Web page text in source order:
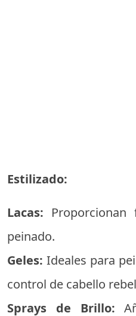
Estilizado:
Lacas:
peinado.
Geles: Ideales para
control de cabello
Sprays de Brillo: